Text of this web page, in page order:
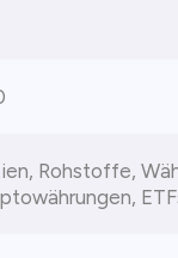
Rohstoffe,